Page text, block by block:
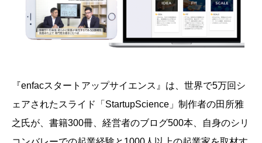
『enfacスタートアップサイエンス』は、 世界で5万回シ
ェアされたスライド「StartupScience」制作者の田所雅
之氏が、書籍300冊、経営者のブログ500本、自身のシリ